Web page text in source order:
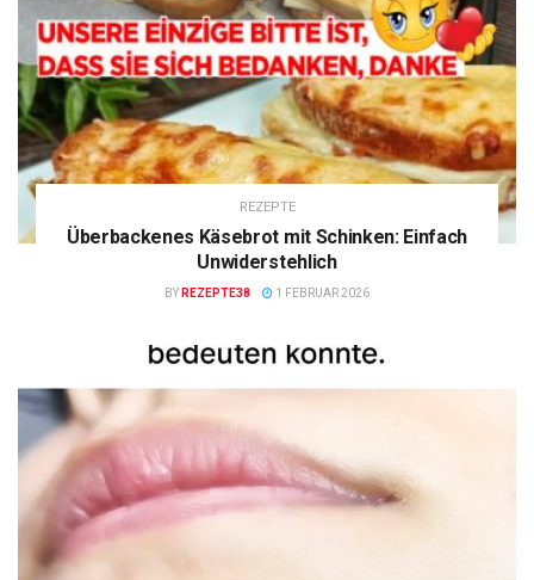
REZEPTE
Überbackenes Käsebrot mit Schinken: Einfach
Unwiderstehlich
BY REZEPTE38 1 FEBRUAR 2026